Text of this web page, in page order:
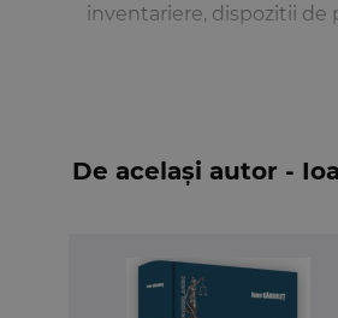
inventariere, dispozitii de
Avand in vedere
(eliminarea etapei
executarii silite;
Pentru a veni in sprijinul
De același autor -